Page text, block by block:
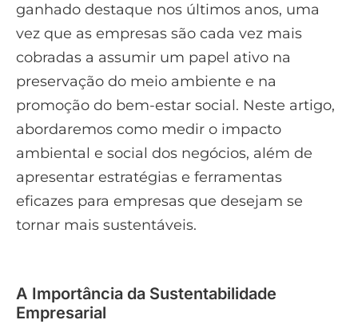
ganhado destaque nos últimos anos, uma
vez que as empresas são cada vez mais
cobradas a assumir um papel ativo na
preservação do meio ambiente e na
promoção do bem-estar social. Neste artigo,
abordaremos como medir o impacto
ambiental e social dos negócios, além de
apresentar estratégias e ferramentas
eficazes para empresas que desejam se
tornar mais sustentáveis.
A Importância da Sustentabilidade
Empresarial